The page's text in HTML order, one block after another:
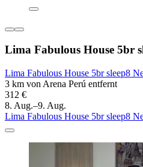
Lima Fabulous House 5br
Lima Fabulous House 5br sleep8
3 km von Arena Perú entfernt
312 €
8. Aug.–9. Aug.
Lima Fabulous House 5br sleep8